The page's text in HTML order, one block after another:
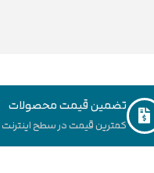
تضمین قیمت محصولات
کمترین قیمت در سطح اینترنت